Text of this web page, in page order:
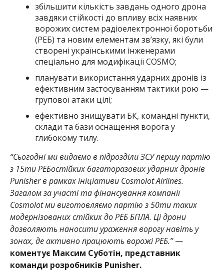
збільшити кількість завдань одного дрона
завдяки стійкості до впливу всіх наявних
ворожих систем радіоелектронної боротьби
(РЕБ) та новим елементам зв’язку, які були
створені українськими інженерами
спеціально для модифікації COSMO;
планувати використання ударних дронів із
ефективним застосуванням тактики рою —
групової атаки цілі;
ефективно знищувати БК, командні пункти,
склади та бази оснащення ворога у
глибокому тилу.
“Сьогодні ми видаємо в підрозділи ЗСУ першу партію
з 15ти РЕБостійких багаторазових ударних дронів
Punisher в рамках ініціативи Cosmolot Airlines.
Загалом за участі та фінансування компанії
Cosmolot ми виготовляємо партію з 50ти таких
модернізованих стійких до РЕБ БПЛА. Ці дрони
дозволяють наносити ураження ворогу навіть у
зонах, де активно працюють ворожі РЕБ.”—
коментує Максим Суботін, представник
команди розробників Punisher.